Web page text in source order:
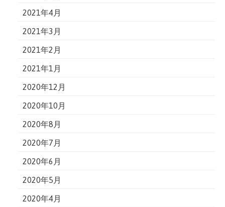
2021年4月
2021年3月
2021年2月
2021年1月
2020年12月
2020年10月
2020年8月
2020年7月
2020年6月
2020年5月
2020年4月